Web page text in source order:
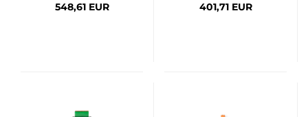
548,61 EUR 401,71 EUR